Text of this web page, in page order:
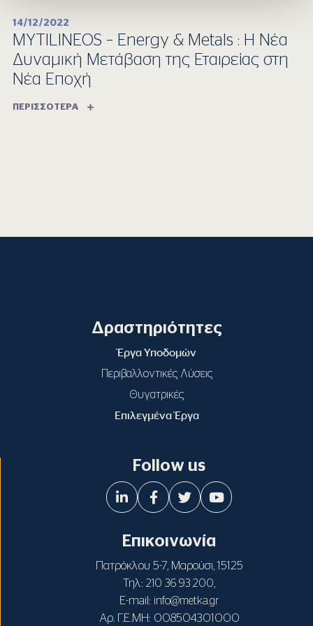
14/12/2022
MYTILINEOS – Energy & Metals : Η Νέα
Δυναμική Μετάβαση της Εταιρείας στη
Νέα Εποχή
ΠΕΡΙΣΣΌΤΕΡΑ
Δραστηριότητες
Έργα Υποδομών
Περιβαλλοντικές Λύσεις
Θυγατρικές
Επιλεγμένα Έργα
Follow us
Επικοινωνία
Πατρόκλου 5-7, Μαρούσι, 15125
Τηλ: 210 36 93 200
E-mail: info@metka.gr
Αρ. Γ.Ε.ΜΗ: 008504301000